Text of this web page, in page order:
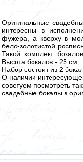
Оригинальные
интересны в
фужера, а кверху в
бело-золотистой
Такой комплект
Высота бокалов - 25 см.
Набор состоит из 2
О наличии
советуем посмотреть
свадебные бокалы в